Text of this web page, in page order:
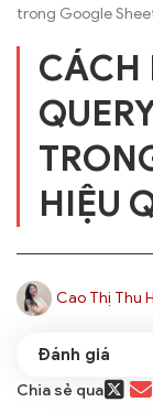
trong Google
CÁCH
HIỆU
Cao Thị Thu
Chia sẻ qua